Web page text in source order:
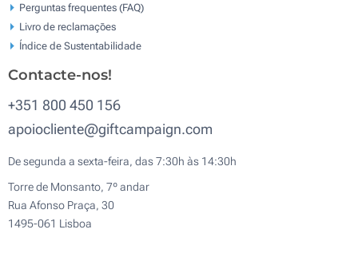
Perguntas frequentes (FAQ)
Livro de reclamaçōes
Índice de Sustentabilidade
Contacte-nos!
+351 800 450 156
apoiocliente@giftcampaign.com
De segunda a sexta-feira, das 7:30h às 14:30h
Torre de Monsanto, 7º andar
Rua Afonso Praça, 30
1495-061 Lisboa